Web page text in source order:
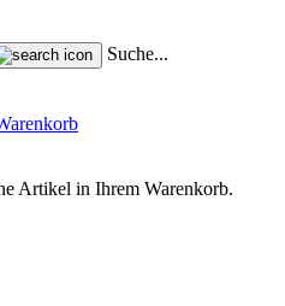
Suche...
Artikel in Ihrem Warenkorb.